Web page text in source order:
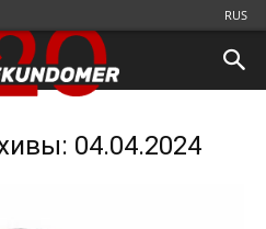
RUS
04.04.2024